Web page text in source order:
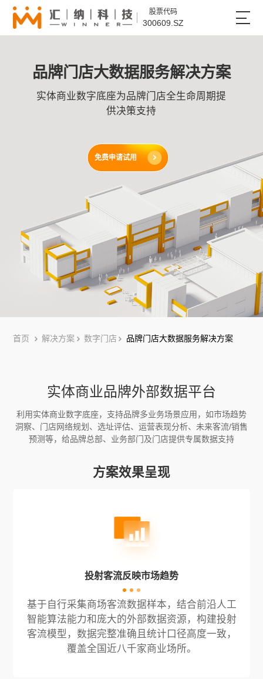
股票代码
300609.SZ
品牌门店大数据服务解决方案
实体商业数字底座为品牌门店全生命周期提
供决策支持
免费申请试用
首页 解决方案 数字门店 品牌门店大数据服务解决方案
实体商业品牌外部数据平台
利用实体商业数字底座，支持品牌多业务场景应用，如市场趋势
洞察、门店网络规划、选址评估、运营表现分析、未来客流/销售
预测等， 给品牌总部、业务部门及门店提供专属数据支持
方案效果呈现
投射客流反映市场趋势
基于自行采集商场客流数据样本，结合前沿人工
智能算法能力和庞大的外部数据资源，构建投射
客流模型，数据完整准确且统计口径高度一致，
覆盖全国近八千家商业场所。